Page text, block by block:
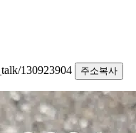
130923904
주소복사